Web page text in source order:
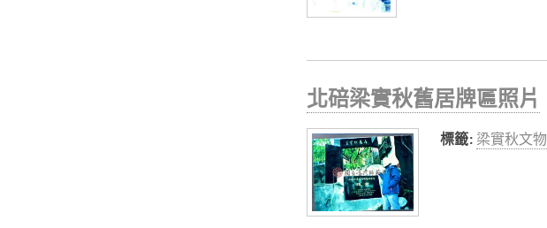
北碚梁實秋舊居牌匾照片
標籤: 梁實秋文物